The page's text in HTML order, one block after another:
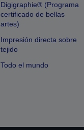
Digigraphie® (Programa
certificado de bellas
artes)
Impresión directa sobre
tejido
Todo el mundo